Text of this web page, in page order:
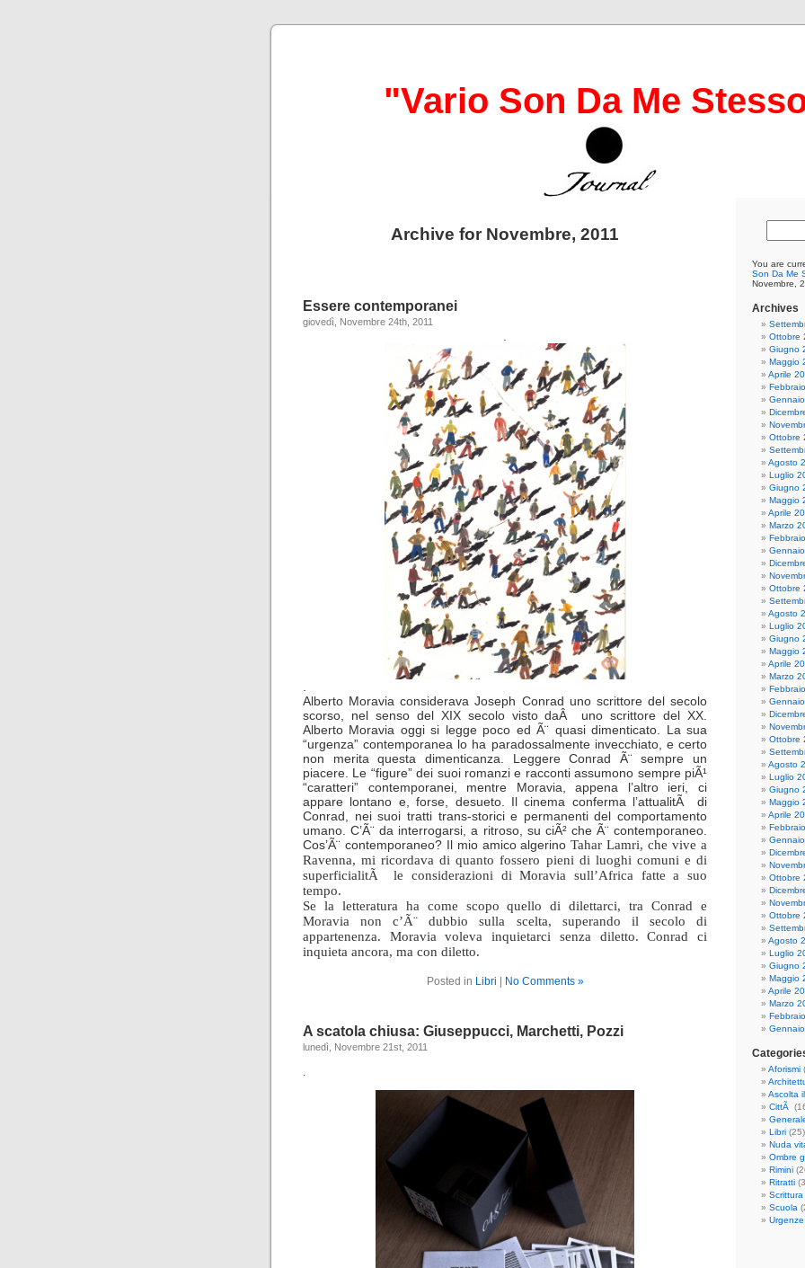
"Vario Son Da Me
Archive for Novembre, 2011
Essere contemporanei
giovedì, Novembre 24th, 2011
Alberto Moravia considerava Joseph Conrad uno scrittore del secolo
scorso, nel senso del XIX secolo visto daÂ uno scrittore del XX.
Alberto Moravia oggi si legge poco ed Ã¨ quasi dimenticato. La sua
“urgenza” contemporanea lo ha paradossalmente invecchiato, e certo
non merita questa dimenticanza. Leggere Conrad Ã¨ sempre un
piacere. Le “figure” dei suoi romanzi e racconti assumono sempre piÃ¹
“caratteri” contemporanei, mentre Moravia, appena l’altro ieri, ci
appare lontano e, forse, desueto. Il cinema conferma l’attualitÃ di
Conrad, nei suoi tratti trans-storici e permanenti del comportamento
umano. C’Ã¨ da interrogarsi, a ritroso, su ciÃ² che Ã¨ contemporaneo.
Cos’Ã¨ contemporaneo? Il mio amico algerinoTahar Lamri, che vive a
Ravenna, mi ricordava di quanto fossero pieni di luoghi comuni e di
superficialitÃ le considerazioni di Moravia sull’Africa fatte a suo
tempo.
Se la letteratura ha come scopo quello di dilettarci, tra Conrad e
Moravia non c’Ã¨ dubbio sulla scelta, superando il secolo di
appartenenza. Moravia voleva inquietarci senza diletto. Conrad ci
inquieta ancora, ma con diletto.
Posted in Libri No Comments »
A scatola chiusa: Giuseppucci, Marchetti, Pozzi
lunedì, Novembre 21st, 2011
.
You are
Son Da Me
Novembre,
Archives
Ottobre
Giugno
Maggio
Aprile
Ottobre
Agosto
Luglio
Giugno
Maggio
Aprile
Marzo
Ottobre
Agosto
Luglio
Giugno
Maggio
Aprile
Marzo
Ottobre
Agosto
Luglio
Giugno
Maggio
Aprile
Ottobre
Ottobre
Agosto
Luglio
Giugno
Maggio
Aprile
Marzo
Aforismi
Ascolta
CittÃ
Libri (25)
Nuda
Ombre
Rimini
Ritratti
Scrittura
Scuola
Urgenze